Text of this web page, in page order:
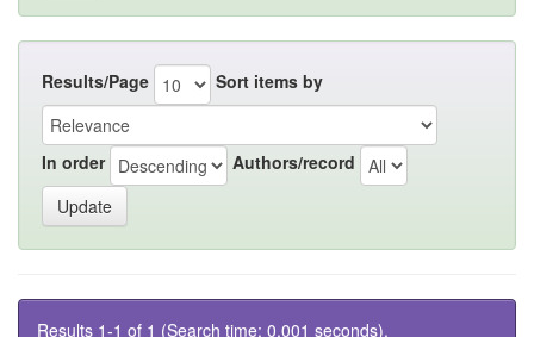
Results/Page Sort items by
In order Authors/record
Results 1-1 of 1 (Search time: 0.001 seconds).